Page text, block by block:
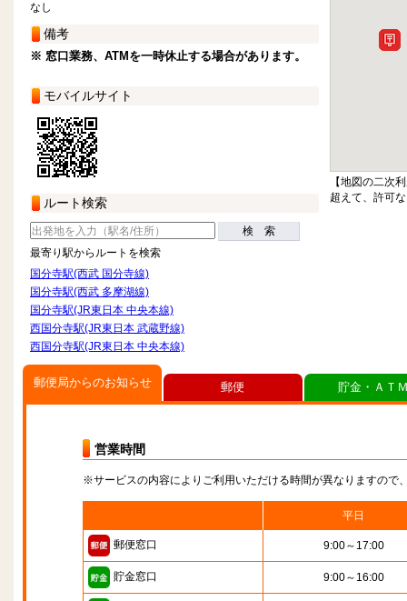
なし
備考
※ 窓口業務、ATMを一時休止する場合があります。
モバイルサイト
ルート検索
検 索
最寄り駅からルートを検索
国分寺駅(西武 国分寺線)
国分寺駅(西武 多摩湖線)
国分寺駅(JR東日本 中央本線)
西国分寺駅(JR東日本 武蔵野線)
西国分寺駅(JR東日本 中央本線)
【地図の二次
超えて、許可
郵便局からのお知らせ
営業時間
※サービスの内容によりご利用いただける時間が異なりますので
平日
郵便窓口 9:00～17:00
貯金窓口 9:00～16:00
郵便 貯金・ＡＴ